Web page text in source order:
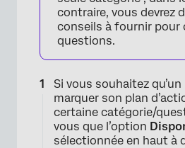
contraire, vous devrez
conseils à fournir pour
questions.
Si vous souhaitez
marquer son plan
certaine catégorie/
vous que l’option
sélectionnée en haut à